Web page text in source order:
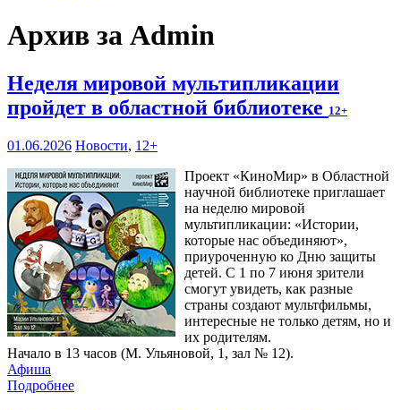
Архив за Admin
Неделя мировой мультипликации
пройдет в областной библиотеке 12+
01.06.2026 Новости, 12+
Проект «КиноМир» в Областной
научной библиотеке приглашает
на неделю мировой
мультипликации: «Истории,
которые нас объединяют»,
приуроченную ко Дню защиты
детей. С 1 по 7 июня зрители
смогут увидеть, как разные
страны создают мультфильмы,
интересные не только детям, но и
их родителям.
Начало в 13 часов (М. Ульяновой, 1, зал № 12).
Афиша
Подробнее